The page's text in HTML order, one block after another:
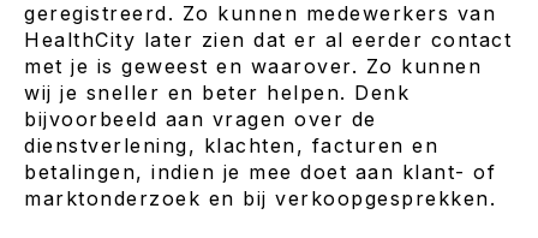
geregistreerd. Zo kunnen medewerkers van
HealthCity later zien dat er al eerder contact
met je is geweest en waarover. Zo kunnen
wij je sneller en beter helpen. Denk
bijvoorbeeld aan vragen over de
dienstverlening, klachten, facturen en
betalingen, indien je mee doet aan klant- of
marktonderzoek en bij verkoopgesprekken.